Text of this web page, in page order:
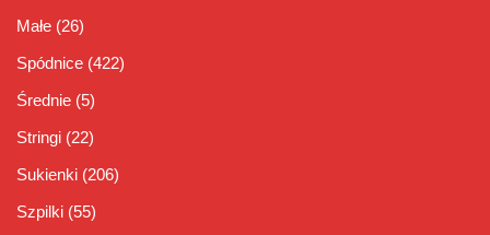
Małe (26)
Spódnice (422)
Średnie (5)
Stringi (22)
Sukienki (206)
Szpilki (55)